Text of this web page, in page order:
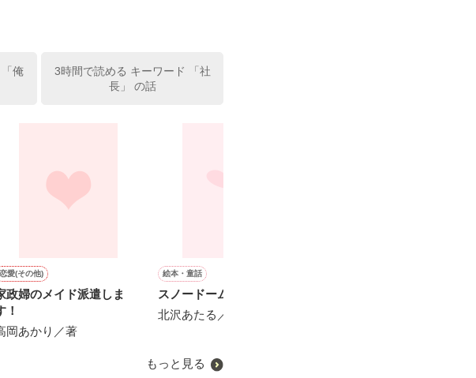
ポーズをしてきた上、同居まで提案
けると嬉しいです。
俺
3時間で読める キーワード 「社
長」 の話
恋愛(その他)
政婦のメイド派遣しま
！
岡あかり／著
絵本・童話
スノードームと恋の魔法
北沢あたる／著
もっと見る